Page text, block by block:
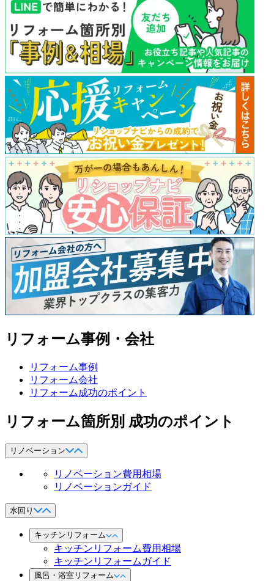
リフォーム事例・会社
リフォーム事例
リフォーム会社
リフォーム成功のポイント
リフォーム箇所別 成功のポイント
リノベーション
リノベーション費用相場
リノベーションガイド
水回り
キッチンリフォーム
キッチンリフォーム費用相場
キッチンリフォームガイド
風呂・浴室リフォーム